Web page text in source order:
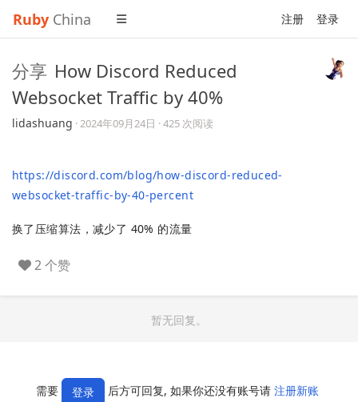
Ruby China 注册 登录
分享 How Discord Reduced
Websocket Traffic by 40%
lidashuang ·2024年09月24日 · 425 次阅读
https://discord.com/blog/how-discord-reduced-
websocket-traffic-by-40-percent
换了压缩算法，减少了 40% 的流量
2 个赞
暂无回复。
需要 登录 后方可回复, 如果你还没有账号请 注册新账